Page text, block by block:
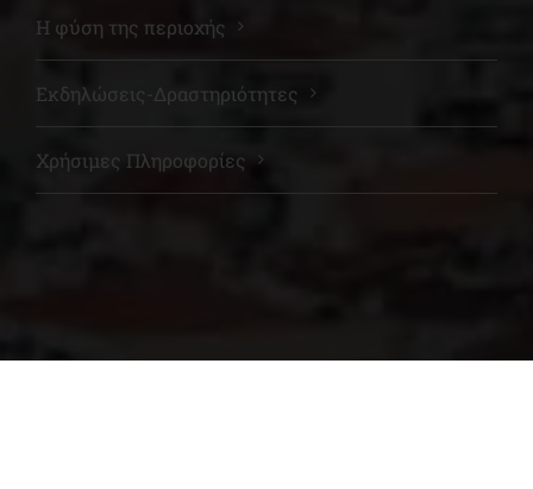
Η φύση της περιοχής
Εκδηλώσεις-Δραστηριότητες
Χρήσιμες Πληροφορίες